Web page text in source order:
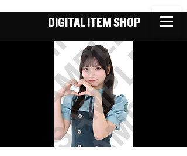
DIGITAL ITEM SHOP